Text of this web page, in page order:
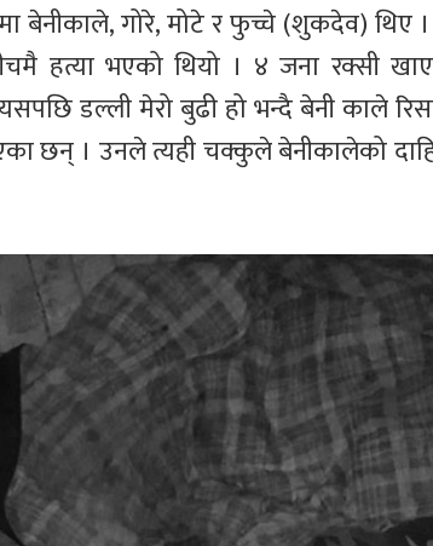
बेनीकाले, गोरे, मोटे र फुच्चे (शुकदेव) थिए
हत्या भएको थियो । ४ जना रक्सी
डल्ली मेरो बुढी हो भन्दै बेनी काले
छन् । उनले त्यही चक्कुले बेनीकालेको दाहिने